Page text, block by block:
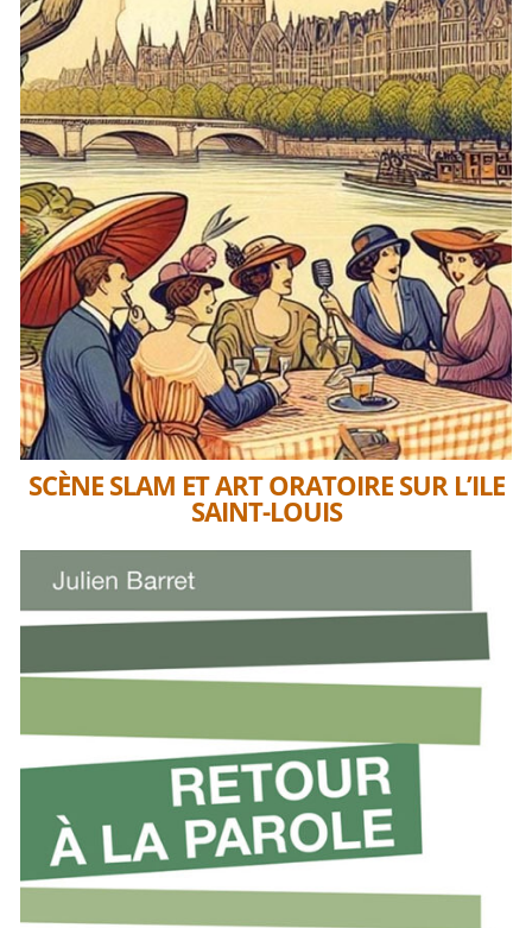
SCÈNE SLAM ET ART ORATOIRE SUR L’ILE
SAINT-LOUIS